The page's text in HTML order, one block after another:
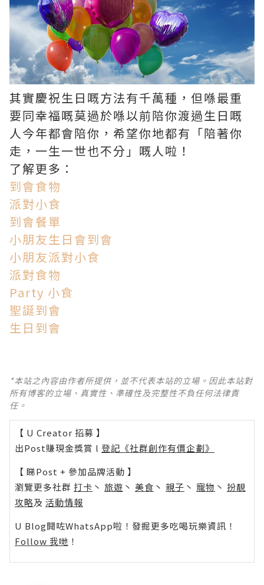
其實慶祝生日嘅方法有千萬種，但喺最重
要同幸福嘅莫過於喺以前陪你渡過生日嘅
人今年都會陪你，希望你地都有「陪著你
走，一生一世也不分」嘅人啦！
了解更多：
到會食物
派對小食
到會餐單
小朋友生日會到會
小朋友派對小食
派對食物
Party 小食
聖誕到會
生日到會
*本站之內容由作者所提供，並不代表本站的立場。因此本站對
所有博客的立場、真實性、準確性及完整性不負任何法律責
任。
【 U Creator 招募 】
出Post賺現金獎賞 l 登記《社群創作有價企劃》
【 睇Post + 參加品牌活動 】
瀏覽更多社群 打卡 丶 旅遊 丶 美食 丶 親子 丶 寵物 丶 扮靚
攻略及 活動情報
U Blog開咗WhatsApp啦！發掘更多吃喝玩樂資訊！
Follow 我哋 ！